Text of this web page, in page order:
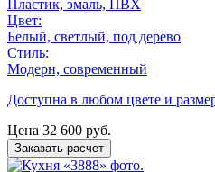
Пластик, эмаль, ПВХ
Цвет:
Белый, светлый, под дерево
Стиль:
Модерн, современный
Доступна в любом цвете и
Цена 32 600 руб.
Заказать расчет